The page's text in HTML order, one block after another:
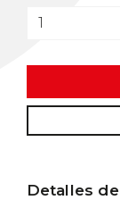
Detalles